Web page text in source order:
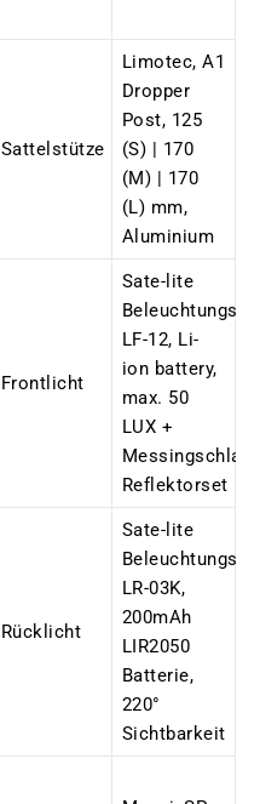
Sattelstütze
Limotec, A1
Dropper
Post, 125
(S) | 170
(M) | 170
(L) mm,
Aluminium
Frontlicht
Sate-lite
LF-12, Li-
ion battery,
max. 50
LUX +
Reflektorset
Rücklicht
Sate-lite
LR-03K,
200mAh
LIR2050
Batterie,
220°
Sichtbarkeit